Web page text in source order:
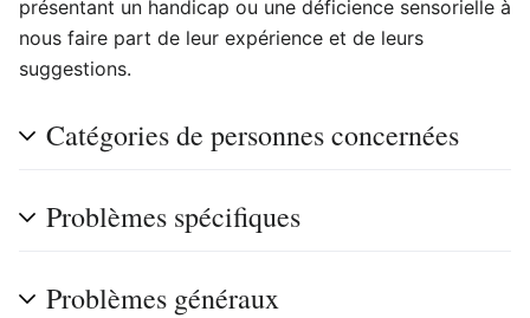
présentant un handicap ou une déficience sensorielle à
nous faire part de leur expérience et de leurs
suggestions.
Catégories de personnes concernées
Problèmes spécifiques
Problèmes généraux